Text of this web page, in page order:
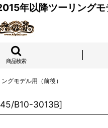
年以降ツーリングモ
商品検索
グモデル用（前後）
B10-3013B]